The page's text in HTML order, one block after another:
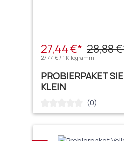
27,44 €* 28,88
27,44 € / 1 Kilogramm
PROBIERPAKET
KLEIN
Durchschnittliche
(0)